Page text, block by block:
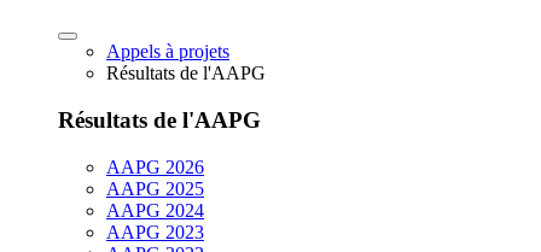
Appels à projets
Résultats de l'AAPG
Résultats de l'AAPG
AAPG 2026
AAPG 2025
AAPG 2024
AAPG 2023